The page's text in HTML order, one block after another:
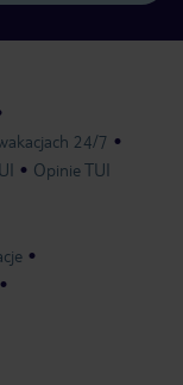
24/7
Opinie TUI